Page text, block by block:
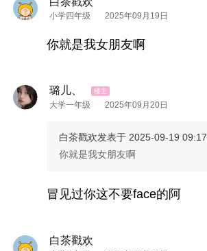
小学四年级 2025年09月19日
你就是我女朋友啊
璐儿、
大学一年级 2025年09月20日
白茶戳欢发表于 2025-09-19 09:17
你就是我女朋友啊
冒见过你这不要face的阿
白茶戳欢